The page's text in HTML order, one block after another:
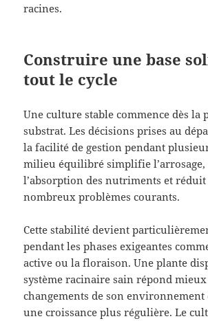
racines.
Construire une base
tout le cycle
Une culture stable commence dès la
substrat. Les décisions prises au
la facilité de gestion pendant
milieu équilibré simplifie
l’absorption des nutriments et
nombreux problèmes courants.
Cette stabilité devient
pendant les phases exigeantes
active ou la floraison. Une plante
système racinaire sain répond
changements de son environnement
une croissance plus régulière. Le